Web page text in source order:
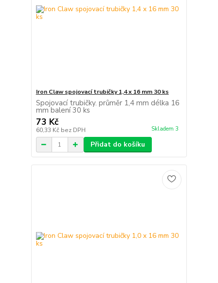
Iron Claw spojovací trubičky 1,4 x 16 mm 30 ks
Spojovací trubičky. průměr 1,4 mm délka 16
mm balení 30 ks
73 Kč
60,33 Kč bez DPH Skladem 3
Přidat do košíku